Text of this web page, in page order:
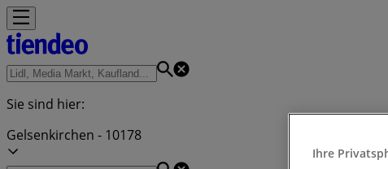
Sie sind hier:
Gelsenkirchen - 10178
Ihre